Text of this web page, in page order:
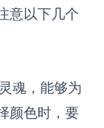
意以下几个
魂，能够为
颜色时，要